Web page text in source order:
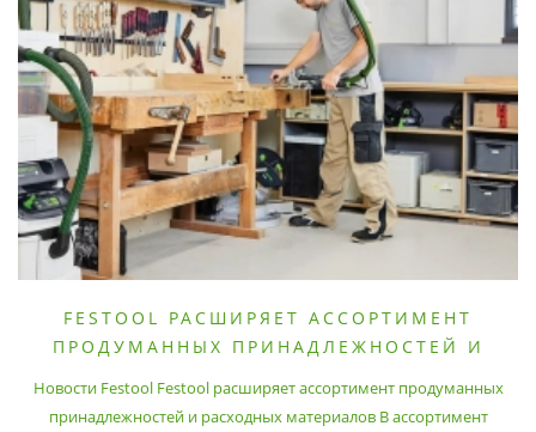
FESTOOL РАСШИРЯЕТ АССОРТИМЕНТ
ПРОДУМАННЫХ ПРИНАДЛЕЖНОСТЕЙ И
Новости Festool Festool расширяет ассортимент продуманных
принадлежностей и расходных материалов В ассортимент